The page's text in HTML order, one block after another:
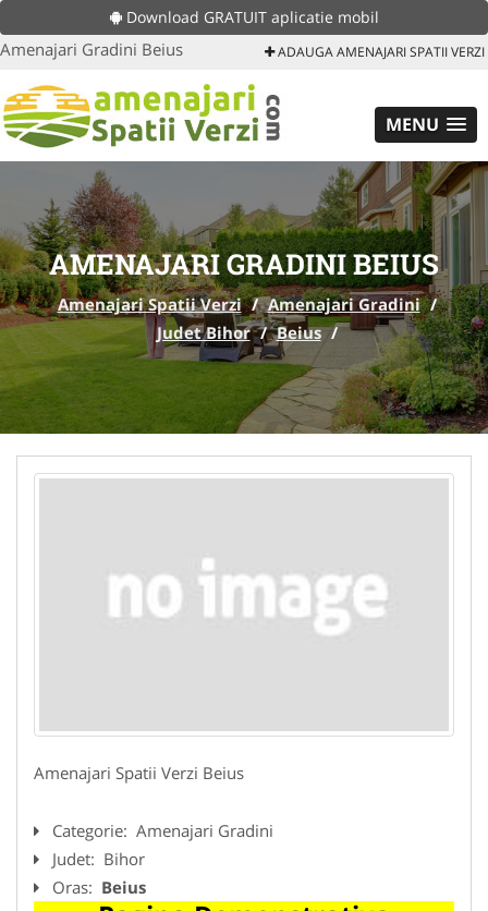
Download GRATUIT aplicatie mobil
Amenajari Gradini Beius ADAUGA AMENAJARI SPATII VERZI
MENU
AMENAJARI GRADINI BEIUS
Amenajari Spatii Verzi / Amenajari Gradini /
Judet Bihor / Beius /
Amenajari Spatii Verzi Beius
Categorie: Amenajari Gradini
Judet: Bihor
Oras: Beius